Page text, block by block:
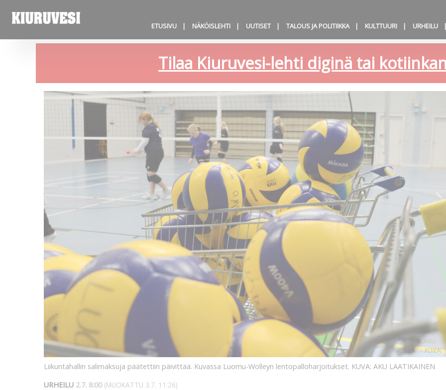
ETUSIVU NÄKÖISLEHTI UUTISET TALOUS JA POLITIIKKA KULTTUURI URHEILU
Tilaa Kiuruvesi-lehti diginä tai
KUVA:
KUVA: AKU
LAATIKAINEN
Liikuntahallin salimaksuja päätettiin päivittää. Kuvassa Luomu-Wolleyn lentopalloharjoitukset. KUVA: AKU LAATIKAINEN
URHEILU 2.7. 8:00 (MUOKATTU 3.7. 11:26)